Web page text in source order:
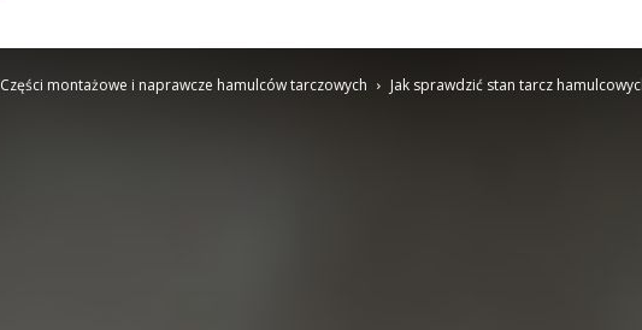
Części montażowe i naprawcze hamulców tarczowych Jak sprawdzić stan tarcz